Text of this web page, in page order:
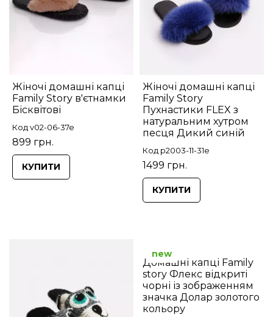
Жіночі домашні капці
Family Story в'єтнамки
Бісквітові
Код v02-06-37e
899 грн.
КУПИТИ
Жіночі домашні капці
Family Story
Пухнастики FLEX з
натуральним хутром
песця Дикий синій
Код p2003-11-31e
1499 грн.
КУПИТИ
Домашні капці Family
story Флекс відкриті
чорні із зображенням
значка Долар золотого
кольору
new